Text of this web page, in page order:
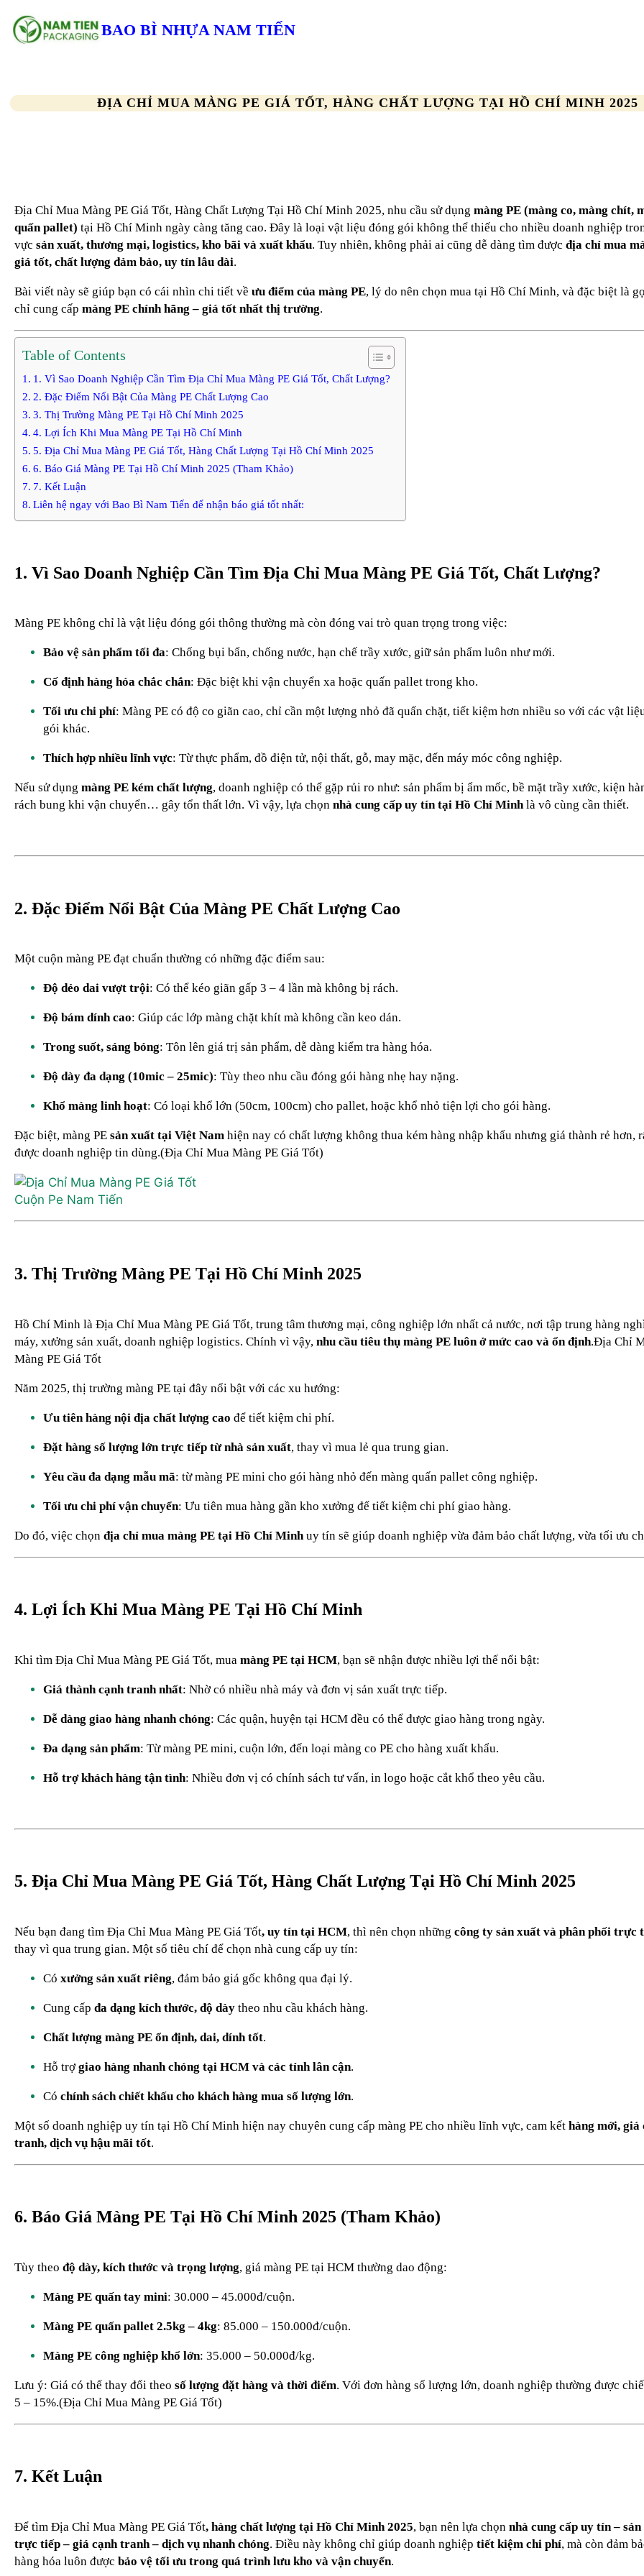
đến
phần
BAO BÌ NHỰA NAM TIẾN
ĐỊA CHỈ MUA MÀNG PE GIÁ TỐT, HÀNG CHẤT LƯỢNG TẠI HỒ CHÍ MINH 2025
Địa Chỉ Mua Màng PE Giá Tốt, Hàng Chất Lượng Tại Hồ Chí Minh 2025, nhu cầu sử dụng màng PE (màng co, màng chít,
quấn pallet) tại Hồ Chí Minh ngày càng tăng cao. Đây là loại vật liệu đóng gói không thể thiếu cho nhiều doanh nghiệp
vực sản xuất, thương mại, logistics, kho bãi và xuất khẩu. Tuy nhiên, không phải ai cũng dễ dàng tìm được địa chỉ mua
giá tốt, chất lượng đảm bảo, uy tín lâu dài.
Bài viết này sẽ giúp bạn có cái nhìn chi tiết về ưu điểm của màng PE, lý do nên chọn mua tại Hồ Chí Minh, và đặc biệt là
chỉ cung cấp màng PE chính hãng – giá tốt nhất thị trường.
Table of Contents
1. Vì Sao Doanh Nghiệp Cần Tìm Địa Chỉ Mua Màng PE Giá Tốt, Chất Lượng?
2. Đặc Điểm Nổi Bật Của Màng PE Chất Lượng Cao
3. Thị Trường Màng PE Tại Hồ Chí Minh 2025
4. Lợi Ích Khi Mua Màng PE Tại Hồ Chí Minh
5. Địa Chỉ Mua Màng PE Giá Tốt, Hàng Chất Lượng Tại Hồ Chí Minh 2025
6. Báo Giá Màng PE Tại Hồ Chí Minh 2025 (Tham Khảo)
7. Kết Luận
Liên hệ ngay với Bao Bì Nam Tiến để nhận báo giá tốt nhất:
1. Vì Sao Doanh Nghiệp Cần Tìm Địa Chỉ Mua Màng PE Giá Tốt, Chất Lượng?
Màng PE không chỉ là vật liệu đóng gói thông thường mà còn đóng vai trò quan trọng trong việc:
Bảo vệ sản phẩm tối đa: Chống bụi bẩn, chống nước, hạn chế trầy xước, giữ sản phẩm luôn như mới.
Cố định hàng hóa chắc chắn: Đặc biệt khi vận chuyển xa hoặc quấn pallet trong kho.
Tối ưu chi phí: Màng PE có độ co giãn cao, chỉ cần một lượng nhỏ đã quấn chặt, tiết kiệm hơn nhiều so với các vật
gói khác.
Thích hợp nhiều lĩnh vực: Từ thực phẩm, đồ điện tử, nội thất, gỗ, may mặc, đến máy móc công nghiệp.
Nếu sử dụng màng PE kém chất lượng, doanh nghiệp có thể gặp rủi ro như: sản phẩm bị ẩm mốc, bề mặt trầy xước, kiện
rách bung khi vận chuyển… gây tổn thất lớn. Vì vậy, lựa chọn nhà cung cấp uy tín tại Hồ Chí Minhlà vô cùng cần thiết.
2. Đặc Điểm Nổi Bật Của Màng PE Chất Lượng Cao
Một cuộn màng PE đạt chuẩn thường có những đặc điểm sau:
Độ dẻo dai vượt trội: Có thể kéo giãn gấp 3 – 4 lần mà không bị rách.
Độ bám dính cao: Giúp các lớp màng chặt khít mà không cần keo dán.
Trong suốt, sáng bóng: Tôn lên giá trị sản phẩm, dễ dàng kiểm tra hàng hóa.
Độ dày đa dạng (10mic – 25mic): Tùy theo nhu cầu đóng gói hàng nhẹ hay nặng.
Khổ màng linh hoạt: Có loại khổ lớn (50cm, 100cm) cho pallet, hoặc khổ nhỏ tiện lợi cho gói hàng.
Đặc biệt, màng PE sản xuất tại Việt Nam hiện nay có chất lượng không thua kém hàng nhập khẩu nhưng giá thành rẻ hơn,
được doanh nghiệp tin dùng.(Địa Chỉ Mua Màng PE Giá Tốt)
Cuộn Pe Nam Tiến
3. Thị Trường Màng PE Tại Hồ Chí Minh 2025
Hồ Chí Minh là Địa Chỉ Mua Màng PE Giá Tốt, trung tâm thương mại, công nghiệp lớn nhất cả nước, nơi tập trung hàng
máy, xưởng sản xuất, doanh nghiệp logistics. Chính vì vậy, nhu cầu tiêu thụ màng PE luôn ở mức cao và ổn định.Địa Chỉ
Màng PE Giá Tốt
Năm 2025, thị trường màng PE tại đây nổi bật với các xu hướng:
Ưu tiên hàng nội địa chất lượng cao để tiết kiệm chi phí.
Đặt hàng số lượng lớn trực tiếp từ nhà sản xuất, thay vì mua lẻ qua trung gian.
Yêu cầu đa dạng mẫu mã: từ màng PE mini cho gói hàng nhỏ đến màng quấn pallet công nghiệp.
Tối ưu chi phí vận chuyển: Ưu tiên mua hàng gần kho xưởng để tiết kiệm chi phí giao hàng.
Do đó, việc chọn địa chỉ mua màng PE tại Hồ Chí Minh uy tín sẽ giúp doanh nghiệp vừa đảm bảo chất lượng, vừa tối ưu
4. Lợi Ích Khi Mua Màng PE Tại Hồ Chí Minh
Khi tìm Địa Chỉ Mua Màng PE Giá Tốt, mua màng PE tại HCM, bạn sẽ nhận được nhiều lợi thế nổi bật:
Giá thành cạnh tranh nhất: Nhờ có nhiều nhà máy và đơn vị sản xuất trực tiếp.
Dễ dàng giao hàng nhanh chóng: Các quận, huyện tại HCM đều có thể được giao hàng trong ngày.
Đa dạng sản phẩm: Từ màng PE mini, cuộn lớn, đến loại màng co PE cho hàng xuất khẩu.
Hỗ trợ khách hàng tận tình: Nhiều đơn vị có chính sách tư vấn, in logo hoặc cắt khổ theo yêu cầu.
5. Địa Chỉ Mua Màng PE Giá Tốt, Hàng Chất Lượng Tại Hồ Chí Minh 2025
Nếu bạn đang tìm Địa Chỉ Mua Màng PE Giá Tốt, uy tín tại HCM, thì nên chọn những công ty sản xuất và phân phối trực
thay vì qua trung gian. Một số tiêu chí để chọn nhà cung cấp uy tín:
Có xưởng sản xuất riêng, đảm bảo giá gốc không qua đại lý.
Cung cấp đa dạng kích thước, độ dày theo nhu cầu khách hàng.
Chất lượng màng PE ổn định, dai, dính tốt.
Hỗ trợgiao hàng nhanh chóng tại HCM và các tỉnh lân cận.
Có chính sách chiết khấu cho khách hàng mua số lượng lớn.
Một số doanh nghiệp uy tín tại Hồ Chí Minh hiện nay chuyên cung cấp màng PE cho nhiều lĩnh vực, cam kết hàng mới, giá
tranh, dịch vụ hậu mãi tốt.
6. Báo Giá Màng PE Tại Hồ Chí Minh 2025 (Tham Khảo)
Tùy theo độ dày, kích thước và trọng lượng, giá màng PE tại HCM thường dao động:
Màng PE quấn tay mini: 30.000 – 45.000đ/cuộn.
Màng PE quấn pallet 2.5kg – 4kg: 85.000 – 150.000đ/cuộn.
Màng PE công nghiệp khổ lớn: 35.000 – 50.000đ/kg.
Lưu ý: Giá có thể thay đổi theo số lượng đặt hàng và thời điểm. Với đơn hàng số lượng lớn, doanh nghiệp thường được
5 – 15%.(Địa Chỉ Mua Màng PE Giá Tốt)
7. Kết Luận
Để tìm Địa Chỉ Mua Màng PE Giá Tốt, hàng chất lượng tại Hồ Chí Minh 2025, bạn nên lựa chọn nhà cung cấp uy tín –
trực tiếp – giá cạnh tranh – dịch vụ nhanh chóng. Điều này không chỉ giúp doanh nghiệp tiết kiệm chi phí, mà còn đảm
hàng hóa luôn được bảo vệ tối ưu trong quá trình lưu kho và vận chuyển.